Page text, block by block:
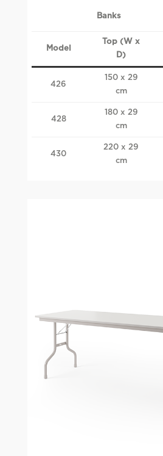
Banks
Model
Top (W x
D)
426
150 x 29
cm
428
180 x 29
cm
430
220 x 29
cm